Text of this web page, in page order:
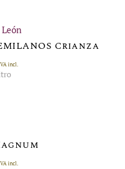
Crianza
incl.
incl.